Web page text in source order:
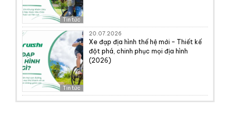
Tin tức
Tin tức
20.07.2026
Xe đạp địa hình thế hệ mới – Thiết kế
đột phá, chinh phục mọi địa hình
(2026)